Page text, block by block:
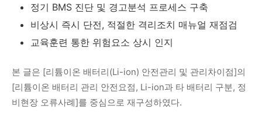
정기 BMS 진단 및 경고분석 프로세스 구축
비상시 즉시 단전, 적절한 격리조치 매뉴얼 재점검
교육훈련 통한 위험요소 상시 인지
본 글은 [리튬이온 배터리(Li-ion) 안전관리 및 관리차이점]의
[리튬이온 배터리 관리 안전요점, Li-ion과 타 배터리 구분, 정
비현장 오류사례]를 중심으로 재구성하였다.